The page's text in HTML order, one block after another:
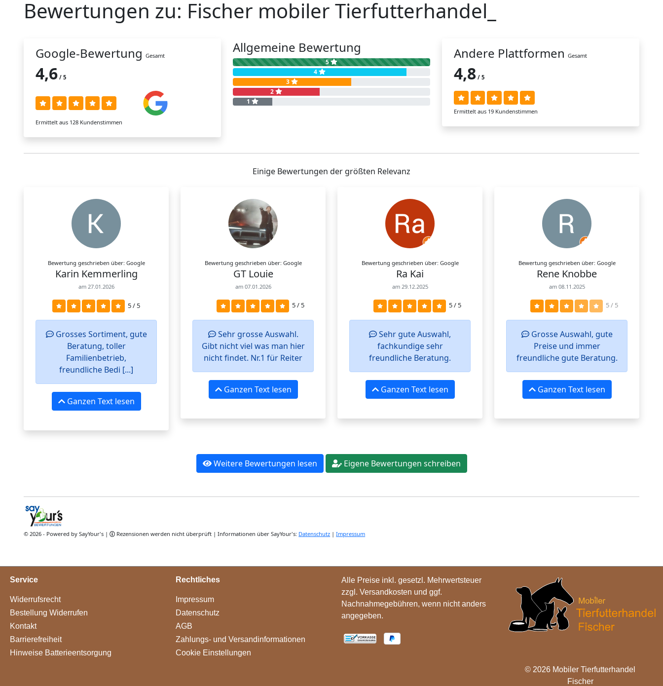
Service
Widerrufsrecht
Bestellung Widerrufen
Kontakt
Barrierefreiheit
Hinweise Batterieentsorgung
Rechtliches
Impressum
Datenschutz
AGB
Zahlungs- und Versandinformationen
Cookie Einstellungen
Alle Preise inkl. gesetzl. Mehrwertsteuer
zzgl. Versandkosten und ggf.
Nachnahmegebühren, wenn nicht anders
angegeben.
© 2026 Mobiler Tierfutterhandel
Fischer